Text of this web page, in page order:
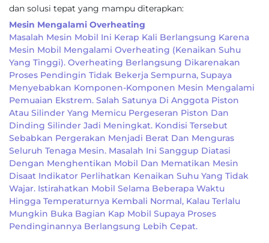
dan solusi tepat yang mampu diterapkan:
Mesin Mengalami Overheating
Masalah Mesin Mobil Ini Kerap Kali Berlangsung Karena
Mesin Mobil Mengalami Overheating (kenaikan Suhu
Yang Tinggi). Overheating Berlangsung Dikarenakan
Proses Pendingin Tidak Bekerja Sempurna, Supaya
Menyebabkan Komponen-Komponen Mesin Mengalami
Pemuaian Ekstrem. Salah Satunya Di Anggota Piston
Atau Silinder Yang Memicu Pergeseran Piston Dan
Dinding Silinder Jadi Meningkat. Kondisi Tersebut
Sebabkan Pergerakan Menjadi Berat Dan Menguras
Seluruh Tenaga Mesin. Masalah Ini Sanggup Diatasi
Dengan Menghentikan Mobil Dan Mematikan Mesin
Disaat Indikator Perlihatkan Kenaikan Suhu Yang Tidak
Wajar. Istirahatkan Mobil Selama Beberapa Waktu
Hingga Temperaturnya Kembali Normal, Kalau Terlalu
Mungkin Buka Bagian Kap Mobil Supaya Proses
Pendinginannya Berlangsung Lebih Cepat.